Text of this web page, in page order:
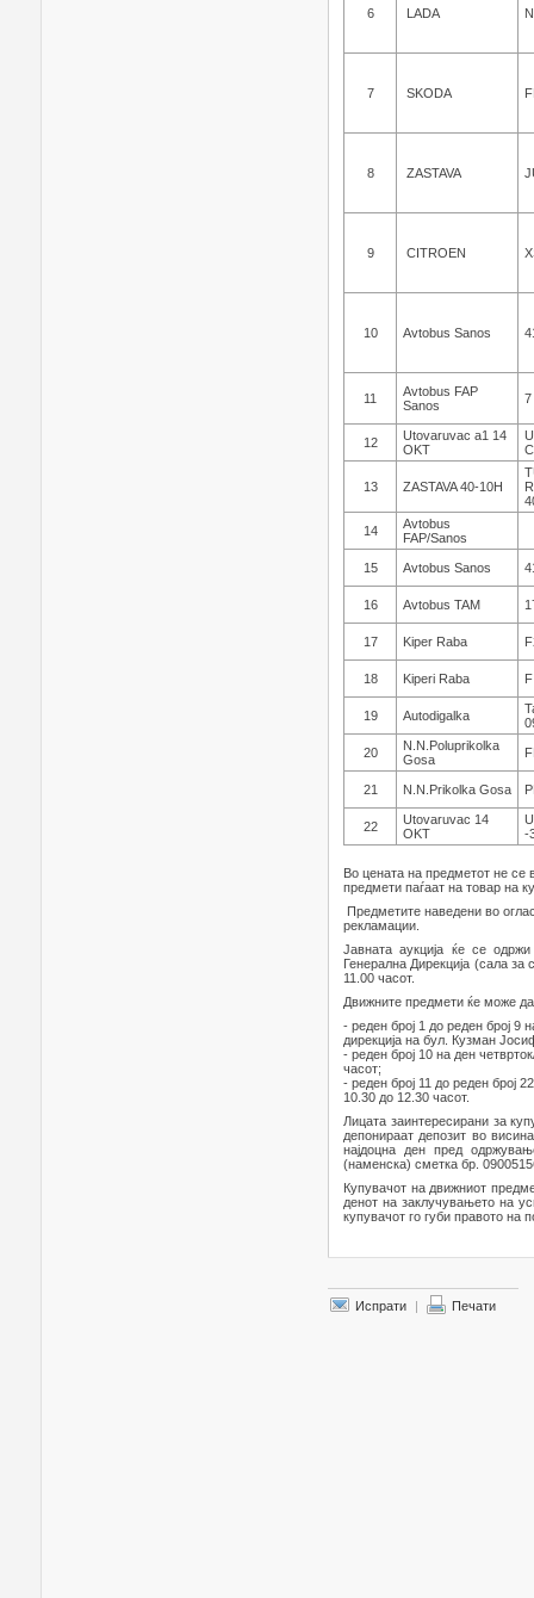
6 LADA
7 SKODA
8 ZASTAVA
9 CITROEN
10 Avtobus Sanos
11
Avtobus FAP
Sanos
7
12
Utovaruvac a1 14
OKT
13 ZASTAVA 40-10H
14
Avtobus
FAP/Sanos
15 Avtobus Sanos
16 Avtobus TAM
17 Kiper Raba
18 Kiperi Raba
19 Autodigalka
20
N.N.Poluprikolka
Gosa
21 N.N.Prikolka Gosa
22
Utovaruvac 14
OKT
-
Во цената на предметот не се
предмети паѓаат на товар на
Предметите наведени во
рекламации.
Јавната аукција ќе се
Генерална Дирекција (сала
11.00 часот.
Движните предмети ќе може
- реден број 1 до реден број 9
дирекција на бул. Кузман
- реден број 10 на ден
часот;
- реден број 11 до реден број
10.30 до 12.30 часот.
Лицата заинтересирани за
депонираат депозит во
најдоцна ден пред
(наменска) сметка бр.
Купувачот на движниот
денот на заклучувањето на
купувачот го губи правото на
Испрати | Печати